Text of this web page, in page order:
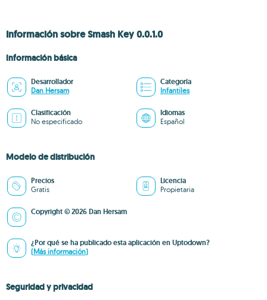
Información sobre Smash Key 0.0.1.0
Información básica
Desarrollador
Dan Hersam
Categoría
Infantiles
Clasificación
No especificado
Idiomas
Español
Modelo de distribución
Precios
Gratis
Licencia
Propietaria
Copyright © 2026 Dan Hersam
¿Por qué se ha publicado esta aplicación en Uptodown?
(Más información)
Seguridad y privacidad